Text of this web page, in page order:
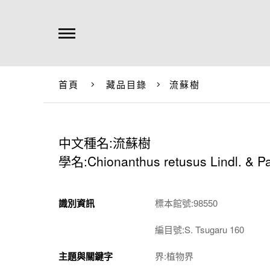
首頁 藏品目錄 流蘇樹
中文種名:流蘇樹
學名:Chionanthus retusus Lindl. &
識別資訊 標本館號:98550
編目號:S. Tsugaru 160
主題與關鍵字 界:植物界